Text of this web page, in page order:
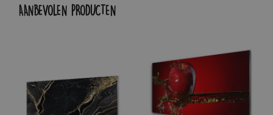
AANBEVOLEN PRODUCTEN